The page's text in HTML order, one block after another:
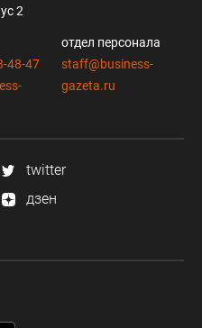
2
48-47
отдел персонала
staff@business-
gazeta.ru
twitter
дзен